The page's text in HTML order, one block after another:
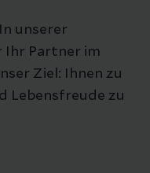
unserer
Ihr Partner im
Ziel: Ihnen zu
Lebensfreude zu